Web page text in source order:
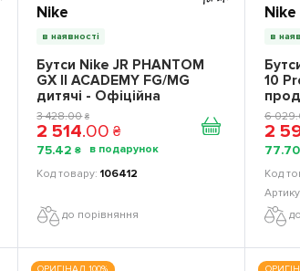
Nike
в наявності
Бутси Nike JR PHANTOM
GX II ACADEMY FG/MG
дитячі - Офіційна
Продукція
3 428.00 ₴
2 514.00 ₴
75.42 ₴
106412
до порівняння
Nike
в
10
6 029.
2
77.70